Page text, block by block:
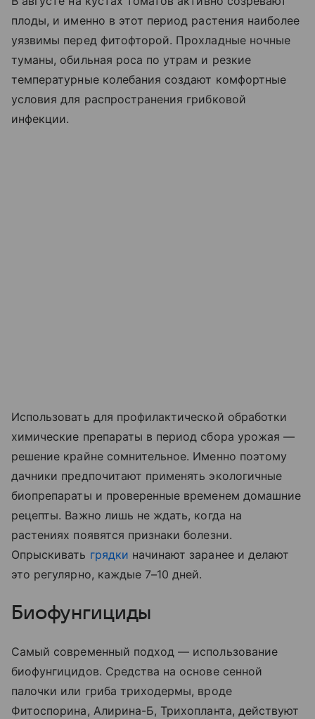
плоды, и именно в этот период растения наиболее
уязвимы перед фитофторой. Прохладные ночные
туманы, обильная роса по утрам и резкие
температурные колебания создают комфортные
условия для распространения грибковой
инфекции.
Использовать для профилактической обработки
химические препараты в период сбора урожая —
решение крайне сомнительное. Именно поэтому
дачники предпочитают применять экологичные
биопрепараты и проверенные временем домашние
рецепты. Важно лишь не ждать, когда на
растениях появятся признаки болезни.
Опрыскивать грядки начинают заранее и делают
это регулярно, каждые 7–10 дней.
Биофунгициды
Самый современный подход — использование
биофунгицидов. Средства на основе сенной
палочки или гриба триходермы, вроде
Фитоспорина, Алирина-Б, Трихопланта, действуют